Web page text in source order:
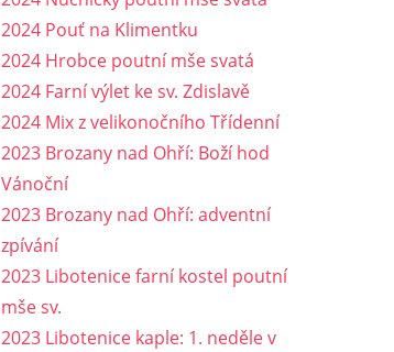
2024 Pouť na Klimentku
2024 Hrobce poutní mše svatá
2024 Farní výlet ke sv. Zdislavě
2024 Mix z velikonočního Třídenní
2023 Brozany nad Ohří: Boží hod
Vánoční
2023 Brozany nad Ohří: adventní
zpívání
2023 Libotenice farní kostel poutní
mše sv.
2023 Libotenice kaple: 1. neděle v